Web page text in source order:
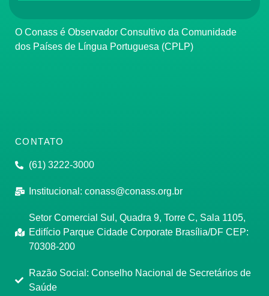
O Conass é Observador Consultivo da Comunidade
dos Países de Língua Portuguesa (CPLP)
CONTATO
(61) 3222-3000
Institucional: conass@conass.org.br
Setor Comercial Sul, Quadra 9, Torre C, Sala 1105,
Edifício Parque Cidade Corporate Brasília/DF CEP:
70308-200
Razão Social: Conselho Nacional de Secretários de
Saúde